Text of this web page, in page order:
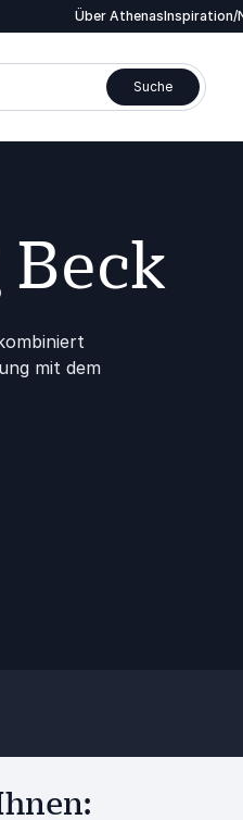
Über AthenasInspiration/
Suche
mit dem